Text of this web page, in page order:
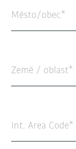
Město/obec
Země / oblast*
Int. Area Code*